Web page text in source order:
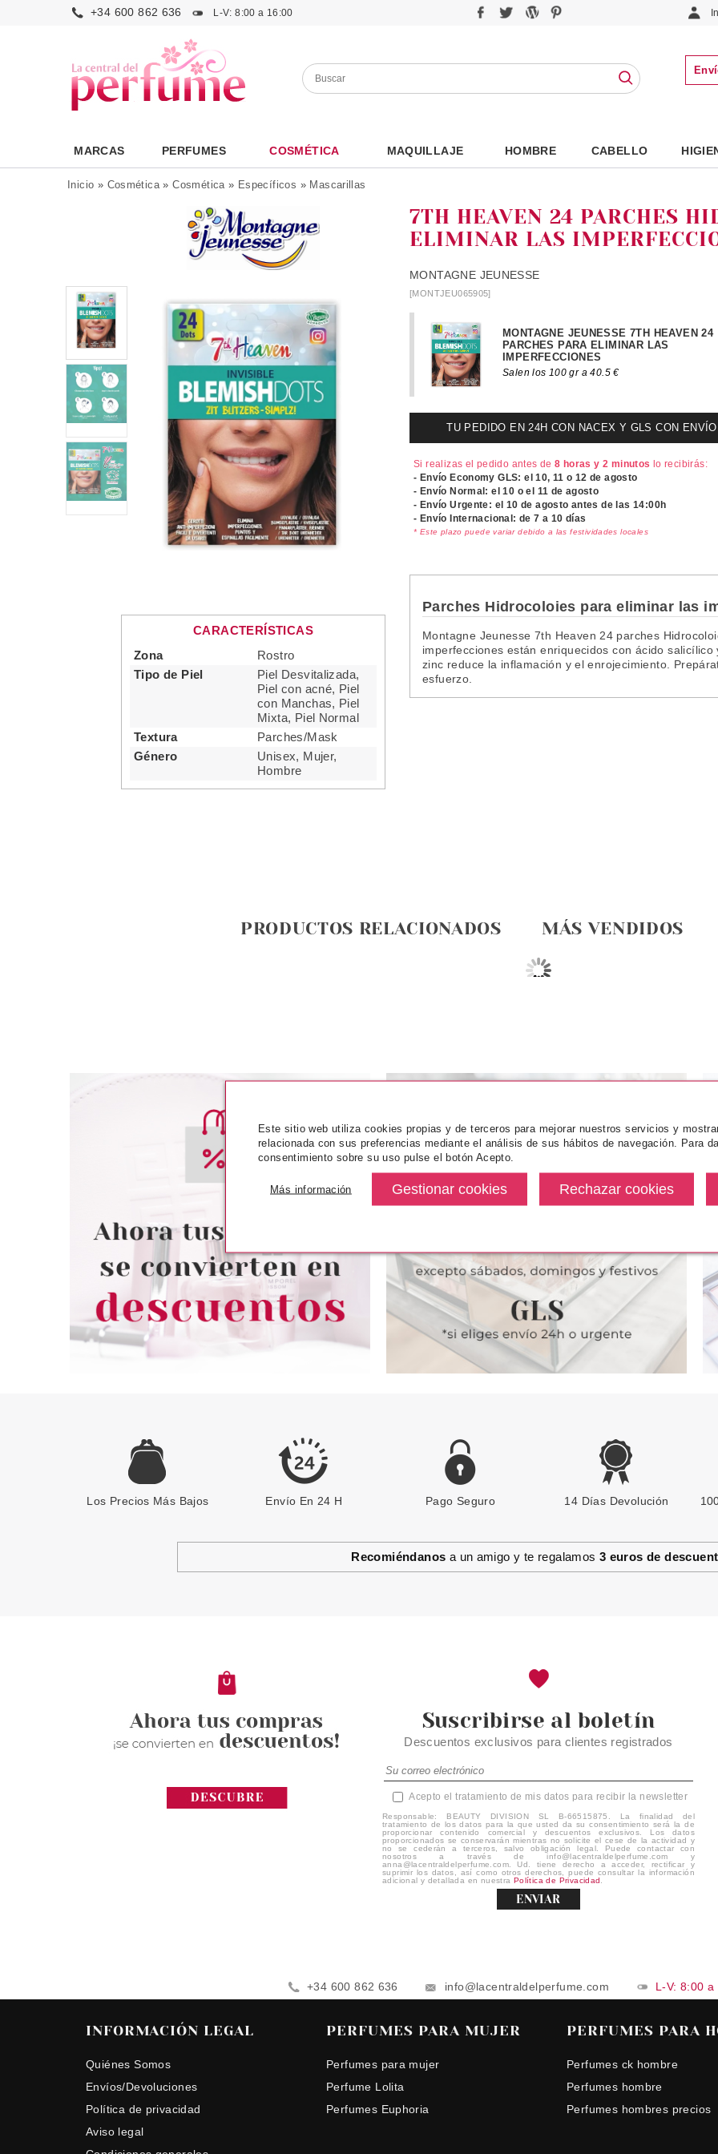
+34 600 862 636 L-V: 8:00 a 16:00
MARCAS PERFUMES COSMÉTICA MAQUILLAJE HOMBRE CABELLO
Inicio » Cosmética»Cosmética» Específicos » Mascarillas
CARACTERÍSTICAS
Zona
Rostro
Tipo de Piel
Piel Desvitalizada,
Piel con acné, Piel
con Manchas, Piel
Mixta, Piel Normal
Textura
Parches/Mask
Género
Unisex, Mujer,
Hombre
7TH HEAVEN 24 PARCHES
ELIMINAR LAS
MONTAGNE JEUNESSE
[MONTJEU065905]
MONTAGNE JEUNESSE 7TH HEAVEN 24
PARCHES PARA ELIMINAR LAS
IMPERFECCIONES
Salen los 100 gr a 40.5 €
TU PEDIDO EN 24H CON NACEX Y GLS CON
Si realizas el pedido antes de8 horas y 2 minutos lo recibirás:
- Envío Economy GLS: el10, 11 o 12 de agosto
- Envío Normal: el10 o el 11 de agosto
- Envío Urgente: el 10 de agosto antes de las 14:00h
- Envío Internacional: de 7 a 10 días
* Este plazo puede variar debido a las festividades locales
Parches Hidrocoloies para eliminar las
Montagne Jeunesse 7th Heaven 24 parches
imperfecciones están enriquecidos con ácido
zinc reduce la inflamación y el enrojecimiento.
esfuerzo.
PRODUCTOS RELACIONADOS MÁS VENDIDOS
CATRICE CLEAN ID
Pvr 4.59€
3.45€
MONTAGNE JEUNESSE
MONTAGNE JEUNESSE
-17% 1.48€
MONTAGNE JEUNESSE
MONTAGNE JEUNESSE 7TH
-23% 1.45€ -21%
ANNE MOLLER
50 ML
Pvr 39.00€
Los Precios Más Bajos Envío En 24 H Pago Seguro 14 Días Devolución
Recomiéndanos a un amigo y te regalamos 3 euros de
Suscribirse al boletín
Descuentos exclusivos para clientes registrados
Acepto el tratamiento de mis datos para recibir la newsletter
Responsable: BEAUTY DIVISION SL B-66515875. La finalidad del
tratamiento de los datos para la que usted da su consentimiento será la de
proporcionar contenido comercial y descuentos exclusivos. Los datos
proporcionados se conservarán mientras no solicite el cese de la actividad y
no se cederán a terceros, salvo obligación legal. Puede contactar con
nosotros a través de info@lacentraldelperfume.com y
anna@lacentraldelperfume.com. Ud. tiene derecho a acceder, rectificar y
suprimir los datos, así como otros derechos, puede consultar la información
adicional y detallada en nuestra Política de Privacidad
ENVIAR
+34 600 862 636 info@lacentraldelperfume.com L-V: 8:00 a
INFORMACIÓN LEGAL
Quiénes Somos
Envíos/Devoluciones
Política de privacidad
Aviso legal
PERFUMES PARA MUJER
Perfumes para mujer
Perfume Lolita
Perfumes Euphoria
PERFUMES PARA
Perfumes ck hombre
Perfumes hombre
Perfumes hombres precios
Este sitio web utiliza cookies propias y de terceros para mejorar nuestros servicios y
relacionada con sus preferencias mediante el análisis de sus hábitos de navegación. Para
consentimiento sobre su uso pulse el botón Acepto.
Más información